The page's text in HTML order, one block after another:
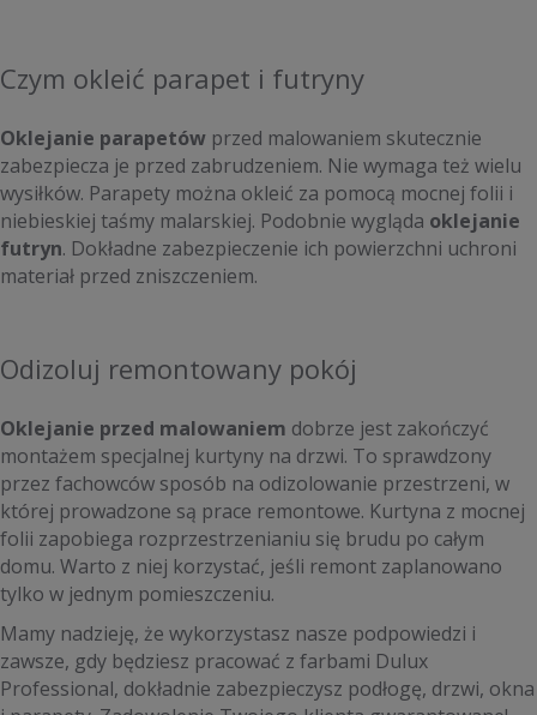
Czym okleić parapet i futryny
Oklejanie parapetów przed malowaniem skutecznie
zabezpiecza je przed zabrudzeniem. Nie wymaga też wielu
wysiłków. Parapety można okleić za pomocą mocnej folii i
niebieskiej taśmy malarskiej. Podobnie wygląda oklejanie
futryn. Dokładne zabezpieczenie ich powierzchni uchroni
materiał przed zniszczeniem.
Odizoluj remontowany pokój
Oklejanie przed malowaniem dobrze jest zakończyć
montażem specjalnej kurtyny na drzwi. To sprawdzony
przez fachowców sposób na odizolowanie przestrzeni, w
której prowadzone są prace remontowe. Kurtyna z mocnej
folii zapobiega rozprzestrzenianiu się brudu po całym
domu. Warto z niej korzystać, jeśli remont zaplanowano
tylko w jednym pomieszczeniu.
Mamy nadzieję, że wykorzystasz nasze podpowiedzi i
zawsze, gdy będziesz pracować z farbami Dulux
Professional, dokładnie zabezpieczysz podłogę, drzwi, okna